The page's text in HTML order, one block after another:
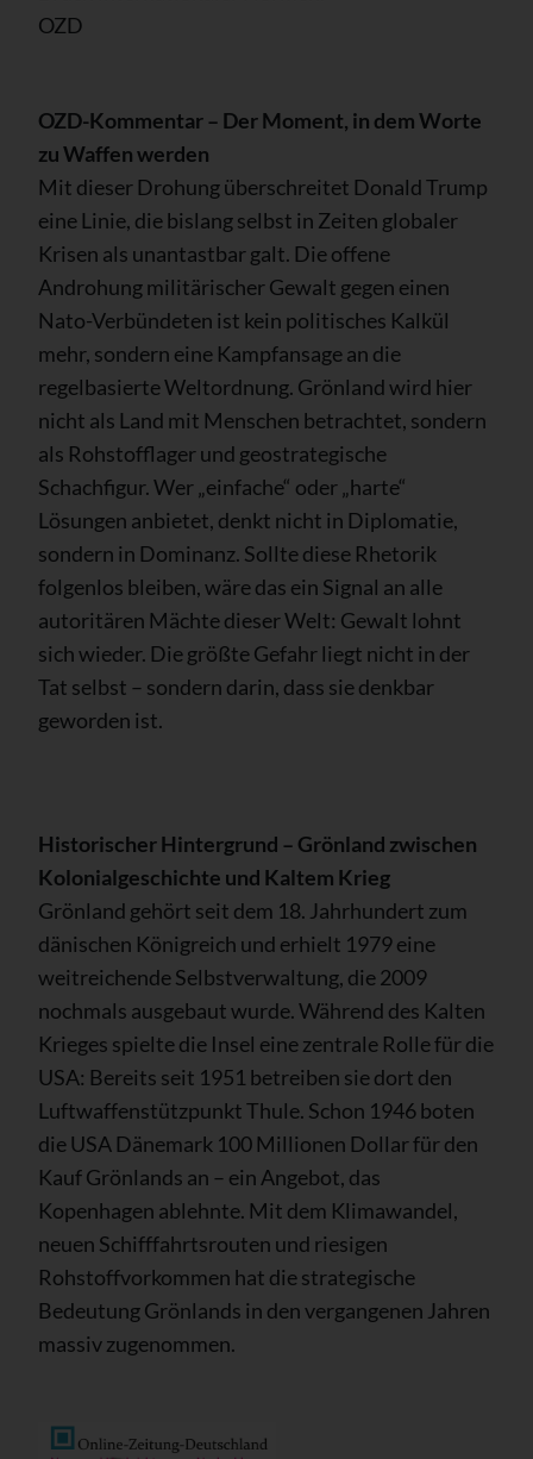
OZD
OZD-Kommentar – Der Moment, in dem Worte
zu Waffen werden
Mit dieser Drohung überschreitet Donald Trump
eine Linie, die bislang selbst in Zeiten globaler
Krisen als unantastbar galt. Die offene
Androhung militärischer Gewalt gegen einen
Nato-Verbündeten ist kein politisches Kalkül
mehr, sondern eine Kampfansage an die
regelbasierte Weltordnung. Grönland wird hier
nicht als Land mit Menschen betrachtet, sondern
als Rohstofflager und geostrategische
Schachfigur. Wer „einfache“ oder „harte“
Lösungen anbietet, denkt nicht in Diplomatie,
sondern in Dominanz. Sollte diese Rhetorik
folgenlos bleiben, wäre das ein Signal an alle
autoritären Mächte dieser Welt: Gewalt lohnt
sich wieder. Die größte Gefahr liegt nicht in der
Tat selbst – sondern darin, dass sie denkbar
geworden ist.
Historischer Hintergrund – Grönland zwischen
Kolonialgeschichte und Kaltem Krieg
Grönland gehört seit dem 18. Jahrhundert zum
dänischen Königreich und erhielt 1979 eine
weitreichende Selbstverwaltung, die 2009
nochmals ausgebaut wurde. Während des Kalten
Krieges spielte die Insel eine zentrale Rolle für die
USA: Bereits seit 1951 betreiben sie dort den
Luftwaffenstützpunkt Thule. Schon 1946 boten
die USA Dänemark 100 Millionen Dollar für den
Kauf Grönlands an – ein Angebot, das
Kopenhagen ablehnte. Mit dem Klimawandel,
neuen Schifffahrtsrouten und riesigen
Rohstoffvorkommen hat die strategische
Bedeutung Grönlands in den vergangenen Jahren
massiv zugenommen.